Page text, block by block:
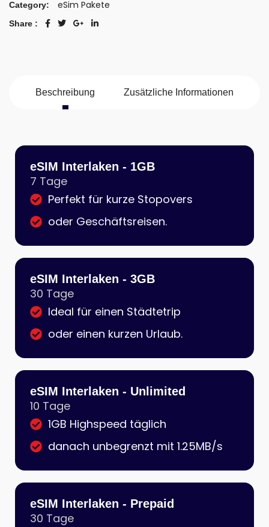
Category: eSim Pakete
Share :
Beschreibung Zusätzliche Informationen
eSIM Interlaken - 1GB
7 Tage
Perfekt für kurze Stopovers
oder Geschäftsreisen.
eSIM Interlaken - 3GB
30 Tage
Ideal für einen Städtetrip
oder einen kurzen Urlaub.
eSIM Interlaken - Unlimited
10 Tage
1GB Highspeed täglich
danach unbegrenzt mit 1.25MB/s
eSIM Interlaken - Prepaid
30 Tage